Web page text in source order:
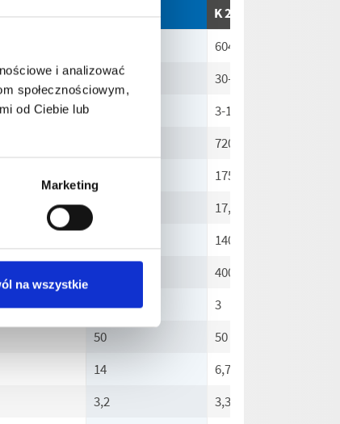
i analizować
społecznościowym,
od Ciebie lub
Marketing
na wszystkie
TS K 2195 TST K 2175 TS
604110
30-170 30-160
3-16
720
175
17,5
1400
400
1 3
50 50
14 6,7
3,2 3,3